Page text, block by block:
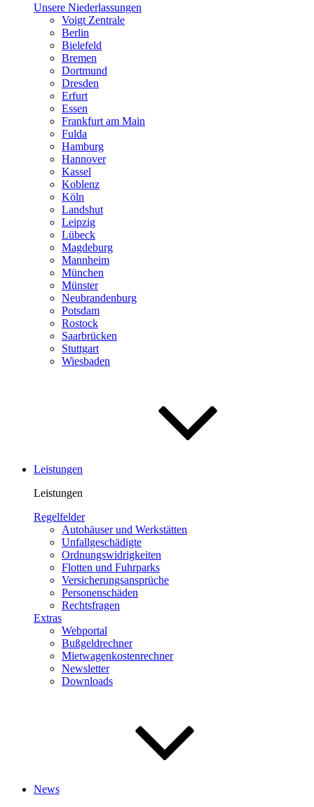
Unsere Niederlassungen
Voigt Zentrale
Berlin
Bielefeld
Bremen
Dortmund
Dresden
Erfurt
Essen
Frankfurt am Main
Fulda
Hamburg
Hannover
Kassel
Koblenz
Köln
Landshut
Leipzig
Lübeck
Magdeburg
Mannheim
München
Münster
Neubrandenburg
Potsdam
Rostock
Saar­brücken
Stuttgart
Wiesbaden
Leistungen
Leistungen
Regelfelder
Autohäuser und Werkstätten
Unfallgeschädigte
Ordnungswidrigkeiten
Flotten und Fuhrparks
Versicherungsansprüche
Personenschäden
Rechtsfragen
Extras
Webportal
Bußgeldrechner
Mietwagenkostenrechner
Newsletter
Downloads
News